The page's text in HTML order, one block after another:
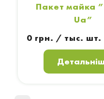
Пакет майка
Ua”
0 грн. / тыс. шт.